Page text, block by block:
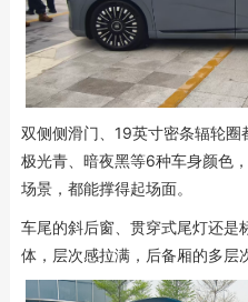
双侧侧滑门、19英寸密条辐轮圈
极光青、暗夜黑等6种车身颜色
场景，都能撑得起场面。
车尾的斜后窗、贯穿式尾灯还是
体，层次感拉满，后备厢的多层